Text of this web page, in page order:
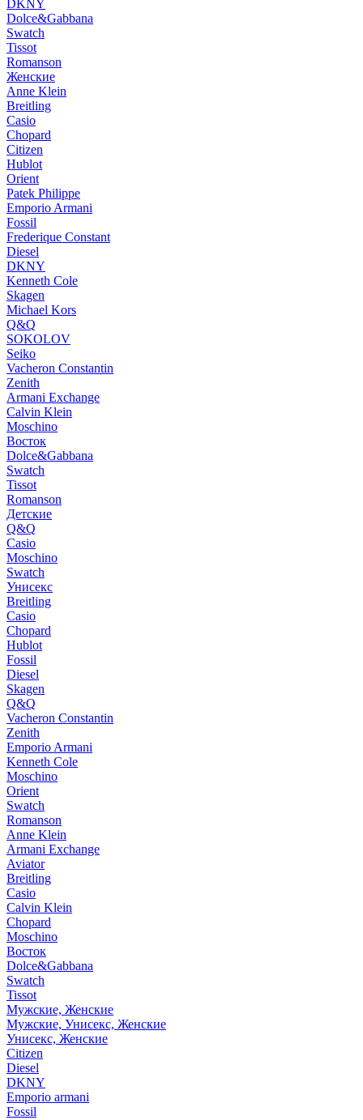
DKNY
Dolce&Gabbana
Swatch
Tissot
Romanson
Женские
Anne Klein
Breitling
Casio
Chopard
Citizen
Hublot
Orient
Patek Philippe
Emporio Armani
Fossil
Frederique Constant
Diesel
DKNY
Kenneth Cole
Skagen
Michael Kors
Q&Q
SOKOLOV
Seiko
Vacheron Constantin
Zenith
Armani Exchange
Calvin Klein
Moschino
Восток
Dolce&Gabbana
Swatch
Tissot
Romanson
Детские
Q&Q
Casio
Moschino
Swatch
Унисекс
Breitling
Casio
Chopard
Hublot
Fossil
Diesel
Skagen
Q&Q
Vacheron Constantin
Zenith
Emporio Armani
Kenneth Cole
Moschino
Orient
Swatch
Romanson
Anne Klein
Armani Exchange
Aviator
Breitling
Casio
Calvin Klein
Chopard
Moschino
Восток
Dolce&Gabbana
Swatch
Tissot
Мужские, Женские
Мужские, Унисекс, Женские
Унисекс, Женские
Citizen
Diesel
DKNY
Emporio armani
Fossil